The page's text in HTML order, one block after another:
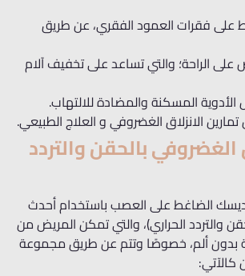
فقرات العمود الفقري، عن طريق
الراحة؛ والتي تساعد على تخفيف آلام
المسكنة والمضادة للالتهاب.
الانزلاق الغضروفي و العلاج الطبيعي.
الغضروفي بالحقن والتردد
الضاغط على العصب باستخدام أحدث
والتردد الحراري)، والتي تمكن المريض من
بدون ألم، خصوصًا وتتم عن طريق مجموعة